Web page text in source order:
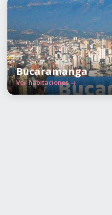
Bucaramanga
Ver habitaciones →